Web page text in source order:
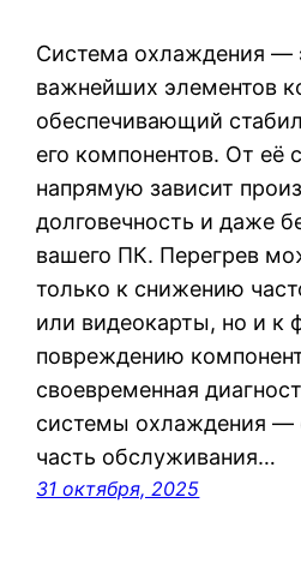
Система охлаждения —
важнейших элементов
обеспечивающий
его компонентов. От её
напрямую зависит
долговечность и даже
вашего ПК. Перегрев
только к снижению
или видеокарты, но и к
повреждению
своевременная
системы охлаждения —
часть обслуживания…
31 октября, 2025